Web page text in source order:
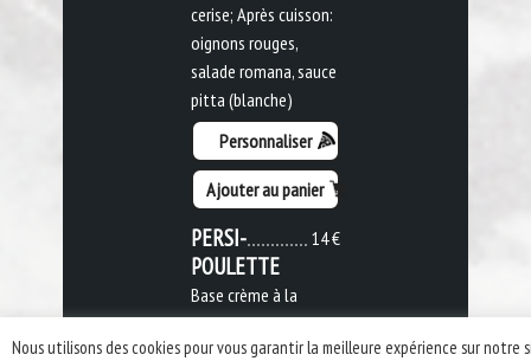
cerise; Après cuisson:
oignons rouges,
salade romana, sauce
pitta (blanche)
Personnaliser
Ajouter au panier
14 €
PERSI-
POULETTE
Base crème à la
moutarde,
mozzarella fior di
Nous utilisons des cookies pour vous garantir la meilleure expérience sur notre